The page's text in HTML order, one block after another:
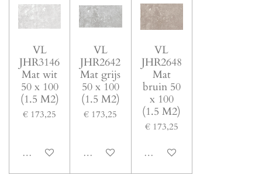
VL
JHR3146
Mat wit
50 x 100
(1.5 M2)
€ 173,25
In winkelwagen
VL
JHR2642
Mat grijs
50 x 100
(1.5 M2)
€ 173,25
In winkelwagen
VL
JHR2648
Mat
bruin 50
x 100
(1.5 M2)
€ 173,25
In winkelwagen